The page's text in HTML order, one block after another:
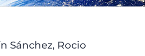
Sánchez, Rocio